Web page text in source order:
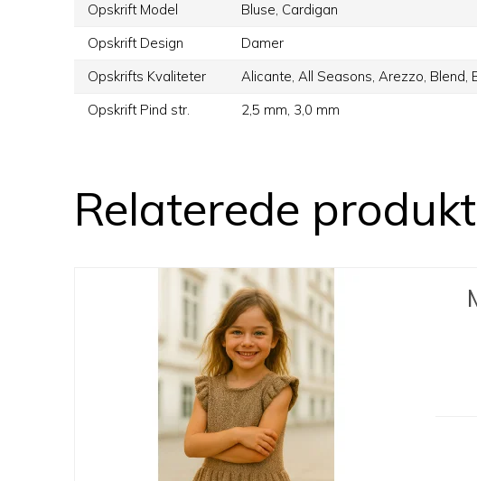
Opskrift Model Bluse, Cardigan
Opskrift Design
Damer
Opskrifts Kvaliteter
Alicante, All Seasons, Arezzo, Blend,
Opskrift Pind str.
2,5 mm, 3,0 mm
Relaterede